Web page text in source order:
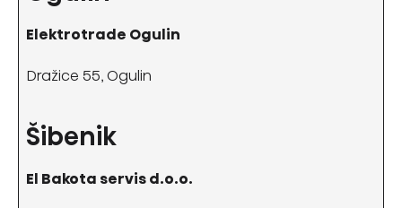
Elektrotrade Ogulin
Dražice 55, Ogulin
Šibenik
El Bakota servis d.o.o.